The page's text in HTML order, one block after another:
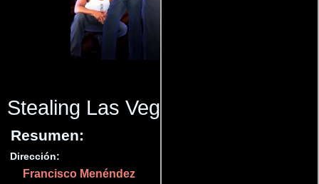
Stealing Las Vegas
Resumen:
Dirección:
Francisco Menéndez